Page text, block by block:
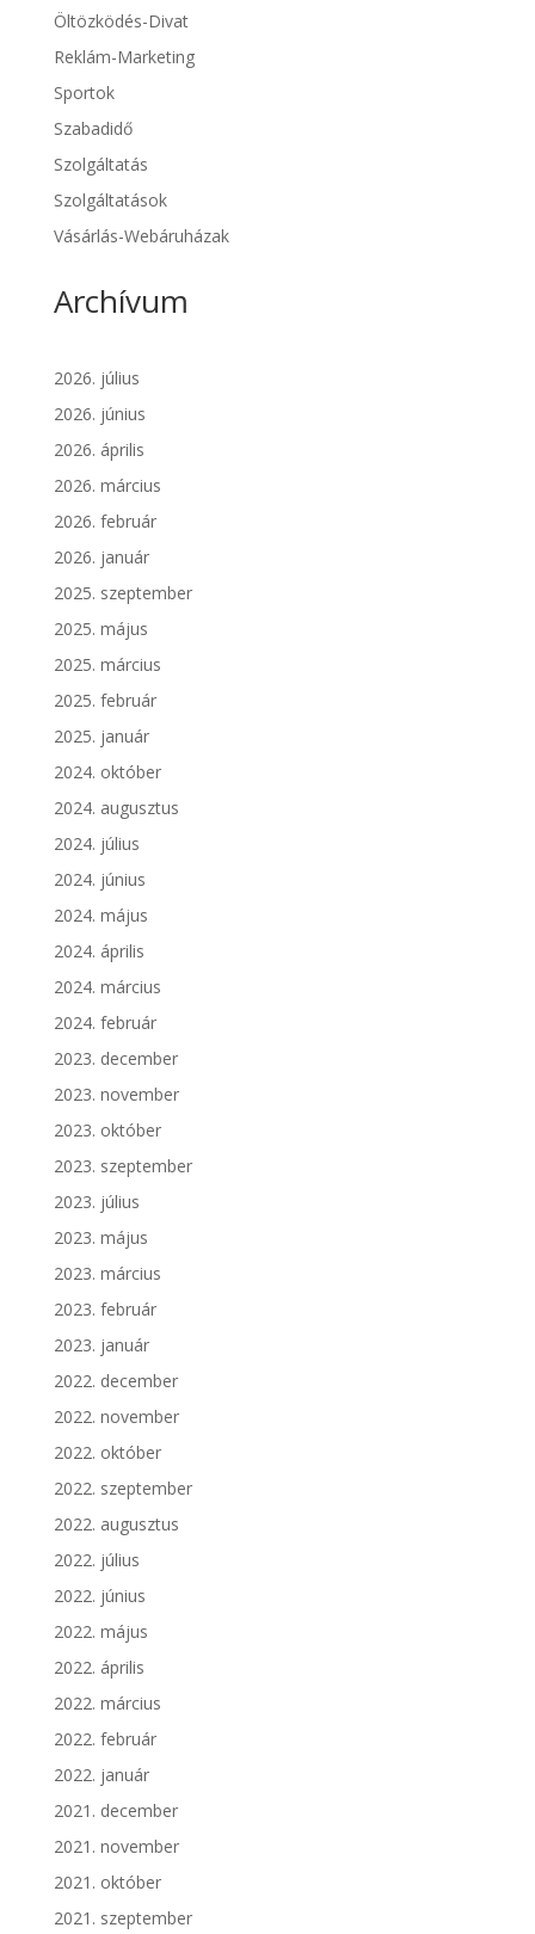
Öltözködés-Divat
Reklám-Marketing
Sportok
Szabadidő
Szolgáltatás
Szolgáltatások
Vásárlás-Webáruházak
Archívum
2026. július
2026. június
2026. április
2026. március
2026. február
2026. január
2025. szeptember
2025. május
2025. március
2025. február
2025. január
2024. október
2024. augusztus
2024. július
2024. június
2024. május
2024. április
2024. március
2024. február
2023. december
2023. november
2023. október
2023. szeptember
2023. július
2023. május
2023. március
2023. február
2023. január
2022. december
2022. november
2022. október
2022. szeptember
2022. augusztus
2022. július
2022. június
2022. május
2022. április
2022. március
2022. február
2022. január
2021. december
2021. november
2021. október
2021. szeptember